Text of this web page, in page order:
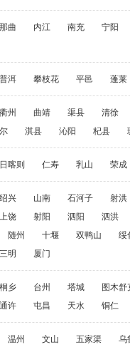
那曲 内江 南充 宁阳
普洱 攀枝花 平邑 蓬莱
衢州 曲靖 渠县 清徐
淇县 沁阳 杞县
日喀则 仁寿 乳山 荣成
绍兴 山南 石河子 射洪
上饶 射阳 泗阳 泗洪
随州 十堰 双鸭山 绥
三明 厦门
桐乡 台州 塔城 图木舒
通许 屯昌 天水 铜仁
温州 文山 五家渠 乌